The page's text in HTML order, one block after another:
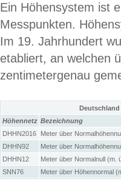
Ein Höhensystem ist
Messpunkten.
Im 19. Jahrhundert
etabliert, an welchen
zentimetergenau
Höhennetz Bezeichnung
DHHN2016
Meter über
DHHN92
Meter über
DHHN12
Meter über Normalnull (m.
SNN76
Meter über Höhennormal